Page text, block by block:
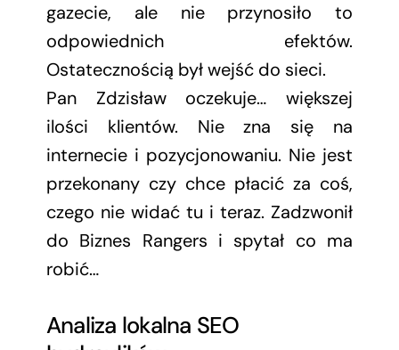
gazecie, ale nie przynosiło to
odpowiednich efektów.
Ostatecznością był wejść do sieci.
Pan Zdzisław oczekuje… większej
ilości klientów. Nie zna się na
internecie i pozycjonowaniu. Nie jest
przekonany czy chce płacić za coś,
czego nie widać tu i teraz. Zadzwonił
do Biznes Rangers i spytał co ma
robić…
Analiza lokalna SEO